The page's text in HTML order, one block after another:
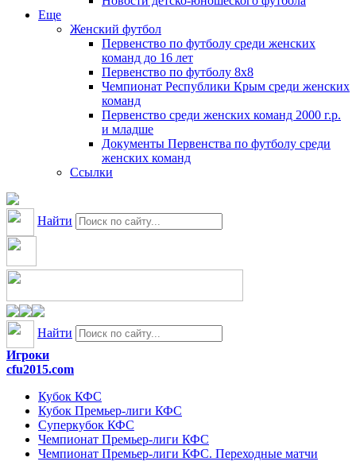
Еще
Женский футбол
Первенство по футболу среди женских
команд до 16 лет
Первенство по футболу 8х8
Чемпионат Республики Крым среди женских
команд
Первенство среди женских команд 2000 г.р.
и младше
Документы Первенства по футболу среди
женских команд
Ссылки
Найти
Найти
Игроки
cfu2015.com
Кубок КФС
Кубок Премьер-лиги КФС
Суперкубок КФС
Чемпионат Премьер-лиги КФС
Чемпионат Премьер-лиги КФС. Переходные матчи